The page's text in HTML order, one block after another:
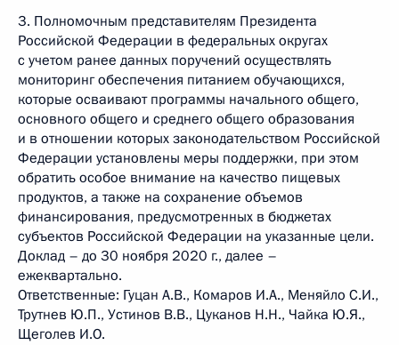
3. Полномочным представителям Президента
Российской Федерации в федеральных округах
с учетом ранее данных поручений осуществлять
мониторинг обеспечения питанием обучающихся,
которые осваивают программы начального общего,
основного общего и среднего общего образования
и в отношении которых законодательством Российской
Федерации установлены меры поддержки, при этом
обратить особое внимание на качество пищевых
продуктов, а также на сохранение объемов
финансирования, предусмотренных в бюджетах
субъектов Российской Федерации на указанные цели.
Доклад – до 30 ноября 2020 г., далее –
ежеквартально.
Ответственные: Гуцан А.В., Комаров И.А., Меняйло С.И.,
Трутнев Ю.П., Устинов В.В., Цуканов Н.Н., Чайка Ю.Я.,
Щеголев И.О.